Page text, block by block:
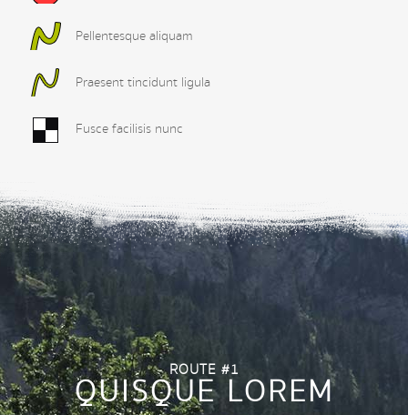
Pellentesque aliquam
Praesent tincidunt ligula
Fusce facilisis nunc
ROUTE #1
QUISQUE LOREM